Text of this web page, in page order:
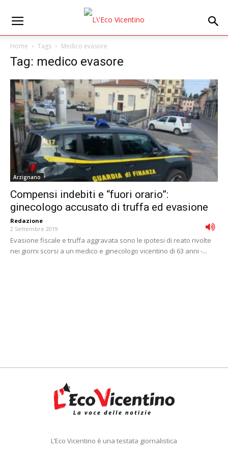
Home Tags Medico evasore
Tag: medico evasore
Arzignano
Compensi indebiti e “fuori orario”:
ginecologo accusato di truffa ed evasione
Redazione -
2 Settembre 2019
Evasione fiscale e truffa aggravata sono le ipotesi di reato rivolte
nei giorni scorsi a un medico e ginecologo vicentino di 63 anni -...
L’Eco Vicentino è una testata giornalistica